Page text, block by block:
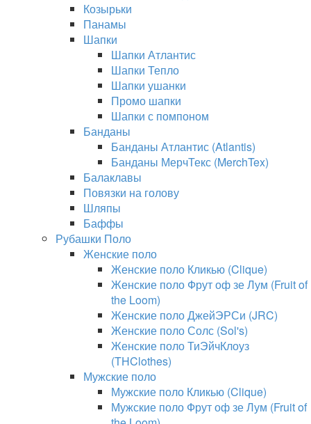
Козырьки
Панамы
Шапки
Шапки Атлантис
Шапки Тепло
Шапки ушанки
Промо шапки
Шапки с помпоном
Банданы
Банданы Атлантис (Atlantis)
Банданы МерчТекс (MerchTex)
Балаклавы
Повязки на голову
Шляпы
Баффы
Рубашки Поло
Женские поло
Женские поло Кликью (Clique)
Женские поло Фрут оф зе Лум (Fruit of
the Loom)
Женские поло ДжейЭРСи (JRC)
Женские поло Солс (Sol's)
Женские поло ТиЭйчКлоуз
(THClothes)
Мужские поло
Мужские поло Кликью (Clique)
Мужские поло Фрут оф зе Лум (Fruit of